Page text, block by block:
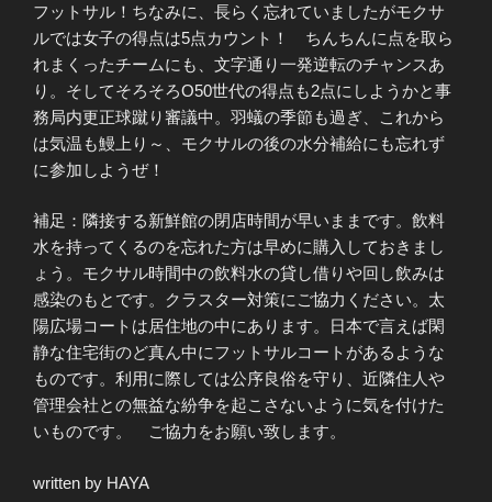
フットサル！ちなみに、長らく忘れていましたがモクサ
ルでは女子の得点は5点カウント！ ちんちんに点を取ら
れまくったチームにも、文字通り一発逆転のチャンスあ
り。そしてそろそろO50世代の得点も2点にしようかと事
務局内更正球蹴り審議中。羽蟻の季節も過ぎ、これから
は気温も鰻上り～、モクサルの後の水分補給にも忘れず
に参加しようぜ！
補足：隣接する新鮮館の閉店時間が早いままです。飲料
水を持ってくるのを忘れた方は早めに購入しておきまし
ょう。モクサル時間中の飲料水の貸し借りや回し飲みは
感染のもとです。クラスター対策にご協力ください。太
陽広場コートは居住地の中にあります。日本で言えば閑
静な住宅街のど真ん中にフットサルコートがあるような
ものです。利用に際しては公序良俗を守り、近隣住人や
管理会社との無益な紛争を起こさないように気を付けた
いものです。 ご協力をお願い致します。
written by HAYA